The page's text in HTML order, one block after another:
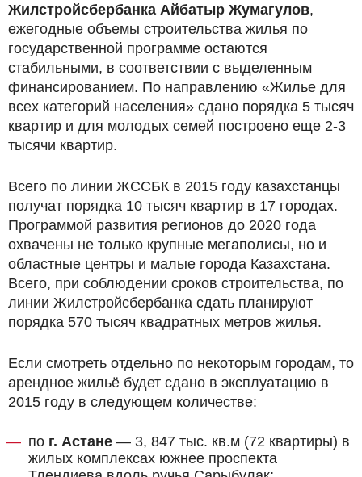
Жилстройсбербанка Айбатыр Жумагулов,
ежегодные объемы строительства жилья по
государственной программе остаются
стабильными, в соответствии с выделенным
финансированием. По направлению «Жилье для
всех категорий населения» сдано порядка 5 тысяч
квартир и для молодых семей построено еще 2-3
тысячи квартир.
Всего по линии ЖССБК в 2015 году казахстанцы
получат порядка 10 тысяч квартир в 17 городах.
Программой развития регионов до 2020 года
охвачены не только крупные мегаполисы, но и
областные центры и малые города Казахстана.
Всего, при соблюдении сроков строительства, по
линии Жилстройсбербанка сдать планируют
порядка 570 тысяч квадратных метров жилья.
Если смотреть отдельно по некоторым городам, то
арендное жильё будет сдано в эксплуатацию в
2015 году в следующем количестве:
по г. Астане — 3, 847 тыс. кв.м (72 квартиры) в
жилых комплексах южнее проспекта